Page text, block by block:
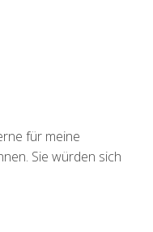
für meine
Sie würden sich